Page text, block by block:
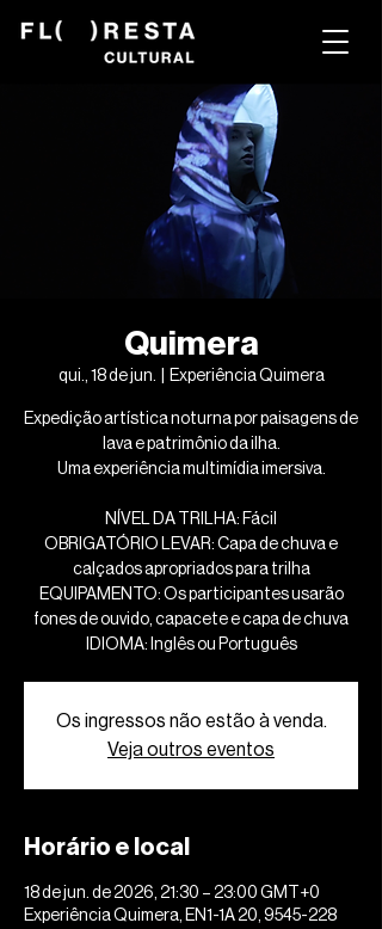
Quimera
qui., 18 de jun. Experiência Quimera
Expedição artística noturna por paisagens de
lava e patrimônio da ilha.
Uma experiência multimídia imersiva.
NÍVEL DA TRILHA: Fácil
OBRIGATÓRIO LEVAR: Capa de chuva e
calçados apropriados para trilha
EQUIPAMENTO: Os participantes usarão
fones de ouvido, capacete e capa de chuva
IDIOMA: Inglês ou Português
Os ingressos não estão à venda.
Veja outros eventos
Horário e local
18 de jun. de 2026, 21:30 – 23:00 GMT+0
Experiência Quimera, EN1-1A 20, 9545-228